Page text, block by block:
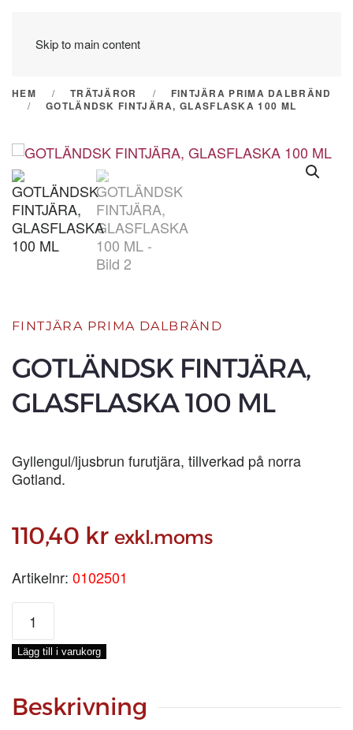
Skip to main content
HEM TRÄTJÄROR
FINTJÄRA PRIMA DALBRÄND
GOTLÄNDSK FINTJÄRA, GLASFLASKA 100 ML
FINTJÄRA PRIMA DALBRÄND
GOTLÄNDSK FINTJÄRA,
GLASFLASKA 100 ML
Gyllengul/ljusbrun furutjära, tillverkad på norra
Gotland.
110,40 kr exkl.moms
Artikelnr: 0102501
GOTLÄNDSK
FINTJÄRA,
GLASFLASKA
100
mängd
Lägg till i varukorg
Beskrivning